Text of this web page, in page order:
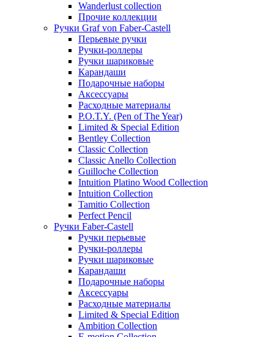
Wanderlust collection
Прочие коллекции
Ручки Graf von Faber-Castell
Перьевые ручки
Ручки-роллеры
Ручки шариковые
Карандаши
Подарочные наборы
Аксессуары
Расходные материалы
P.O.T.Y. (Pen of The Year)
Limited & Special Edition
Bentley Collection
Classic Collection
Classic Anello Collection
Guilloche Collection
Intuition Platino Wood Collection
Intuition Collection
Tamitio Collection
Perfect Pencil
Ручки Faber-Castell
Ручки перьевые
Ручки-роллеры
Ручки шариковые
Карандаши
Подарочные наборы
Аксессуары
Расходные материалы
Limited & Special Edition
Ambition Collection